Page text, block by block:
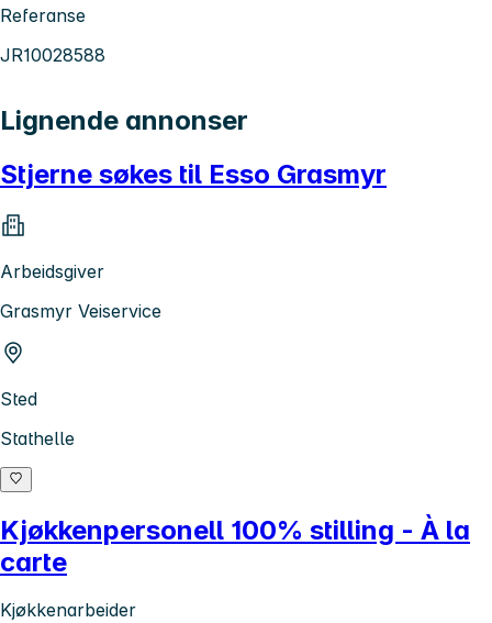
Referanse
JR10028588
Lignende annonser
Stjerne søkes til Esso Grasmyr
Arbeidsgiver
Grasmyr Veiservice
Sted
Stathelle
Kjøkkenpersonell 100% stilling - À la
carte
Kjøkkenarbeider